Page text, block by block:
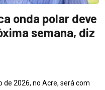
onda polar deve
semana, diz
2026, no Acre, será com